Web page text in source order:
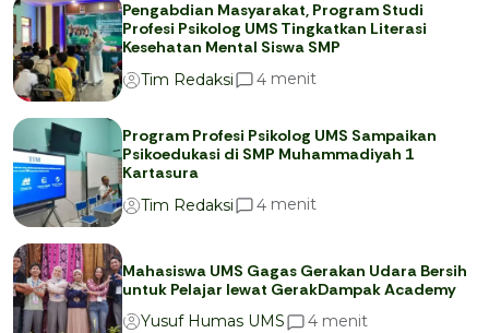
Pengabdian Masyarakat, Program Studi
Profesi Psikolog UMS Tingkatkan Literasi
Kesehatan Mental Siswa SMP
Tim Redaksi
4 menit
Program Profesi Psikolog UMS Sampaikan
Psikoedukasi di SMP Muhammadiyah 1
Kartasura
Tim Redaksi
4 menit
Mahasiswa UMS Gagas Gerakan Udara Bersih
untuk Pelajar lewat GerakDampak Academy
Yusuf Humas UMS
4 menit